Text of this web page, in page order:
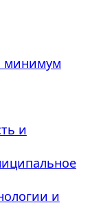
минимум
и
и